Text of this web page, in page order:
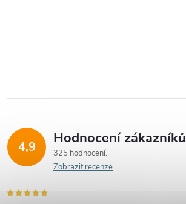
4,9 Hodnocení zákazníků
325 hodnocení
Zobrazit recenze